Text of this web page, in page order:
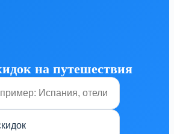
на путешествия